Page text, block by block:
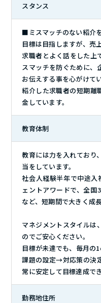
スタンス
■ミスマッチのない紹介
目標は目指しますが、売
求職者とよく話をした上
スマッチを防ぐために、
お伝えする事を心がけてい
紹介した求職者の短期離
金しています。
教育体制
教育には力を入れており
当をしています。
社会人経験半年で中途
ェントアワードで、全国
など、短期間で大きく成
マネジメントスタイルは
のでご安心ください。
目標が未達でも、毎月の
課題の設定→対応策の決
常に安定して目標達成で
勤務地住所